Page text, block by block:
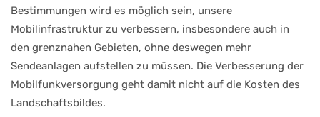
Bestimmungen wird es möglich sein, unsere
Mobilinfrastruktur zu verbessern, insbesondere auch in
den grenznahen Gebieten, ohne deswegen mehr
Sendeanlagen aufstellen zu müssen. Die Verbesserung der
Mobilfunkversorgung geht damit nicht auf die Kosten des
Landschaftsbildes.